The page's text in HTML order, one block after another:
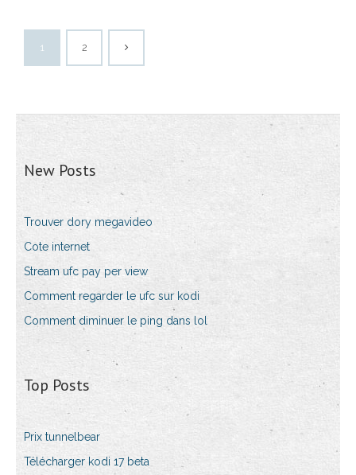
1 2
New Posts
Trouver dory megavideo
Cote internet
Stream ufc pay per view
Comment regarder le ufc sur kodi
Comment diminuer le ping dans lol
Top Posts
Prix tunnelbear
Télécharger kodi 17 beta